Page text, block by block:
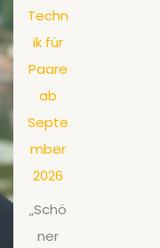
Techn
ik für
Paare
ab
Septe
mber
2026
„Schö
ner